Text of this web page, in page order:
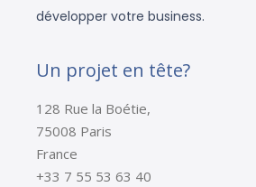
développer votre business.
Un projet en tête?
128 Rue la Boétie,
75008 Paris
France
+33 7 55 53 63 40